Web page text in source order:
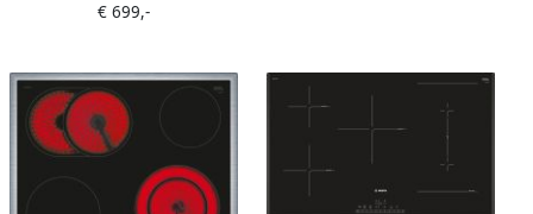
kookplaat Zwart
€ 699,-